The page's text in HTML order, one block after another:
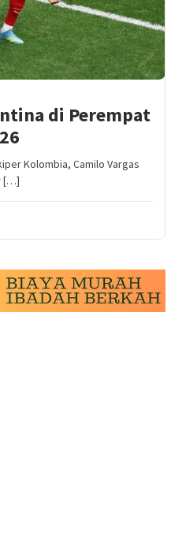
di Perempat
Kolombia, Camilo Vargas
[…]